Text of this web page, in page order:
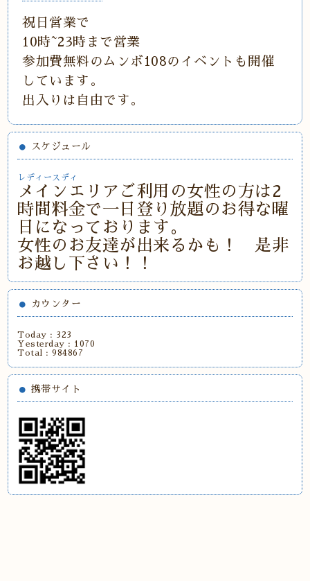
祝日営業で
10時~23時まで営業
参加費無料のムンボ108のイベントも開催
しています。
出入りは自由です。
スケジュール
レディースディ
メインエリアご利用の女性の方は2
時間料金で一日登り放題のお得な曜
日になっております。
女性のお友達が出来るかも！ 是非
お越し下さい！！
カウンター
Today : 323
Yesterday : 1070
Total :984867
携帯サイト